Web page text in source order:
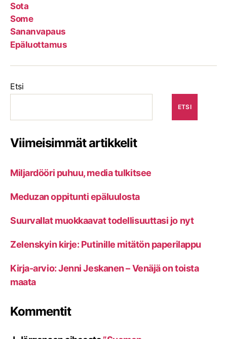
Sota
Some
Sananvapaus
Epäluottamus
Etsi
ETSI
Viimeisimmät artikkelit
Miljardööri puhuu, media tulkitsee
Meduzan oppitunti epäluulosta
Suurvallat muokkaavat todellisuuttasi jo nyt
Zelenskyin kirje: Putinille mitätön paperilappu
Kirja-arvio: Jenni Jeskanen – Venäjä on toista
maata
Kommentit